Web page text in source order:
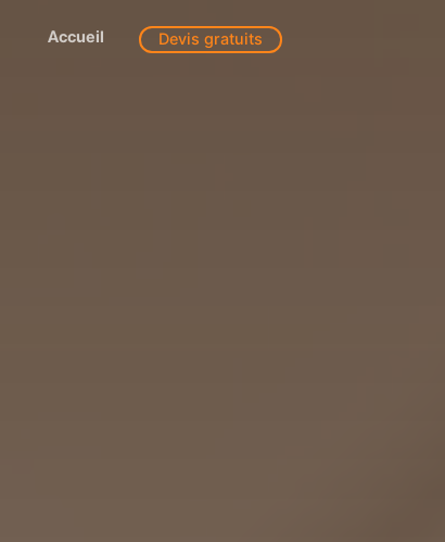
Accueil Devis gratuits